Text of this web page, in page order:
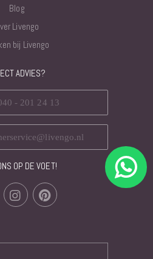
Blog
Livengo
bij Livengo
ADVIES?
- 201 24 13
OP DE VOET!